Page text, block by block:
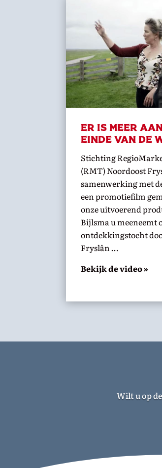
Er is meer
einde van de
Stichting
(RMT) Noordoost
samenwerking met
een promotiefilm
onze uitvoerend
Bijlsma u meeneemt
ontdekkingstocht
Fryslân …
Bekijk de video »
Wilt u op